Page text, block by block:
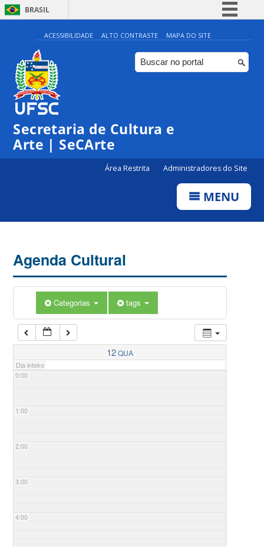
BRASIL
Simplifique!
Comunica BR
Participe
ACESSIBILIDADE ALTO CONTRASTE MAPA DO SITE
Secretaria de Cultura e
Arte | SeCArte
Área Restrita Administradores do Site
MENU
Agenda Cultural
Categorias tags
12QUA
Dia inteiro
0:00
1:00
2:00
3:00
4:00